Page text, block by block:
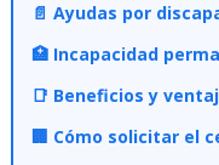
📄 Ayudas por
🏥 Incapacidad
📑 Beneficios y
🏢 Cómo solicitar el